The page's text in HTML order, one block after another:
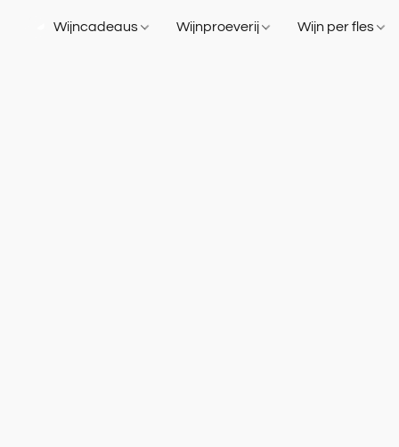
Wijncadeaus Wijnproeverij Wijn per fles